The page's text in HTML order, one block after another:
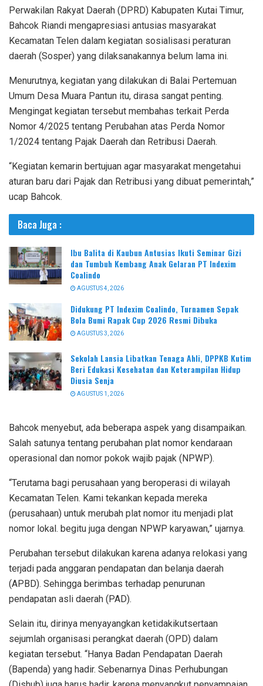
Perwakilan Rakyat Daerah (DPRD) Kabupaten Kutai Timur,
Bahcok Riandi mengapresiasi antusias masyarakat
Kecamatan Telen dalam kegiatan sosialisasi peraturan
daerah (Sosper) yang dilaksanakannya belum lama ini.
Menurutnya, kegiatan yang dilakukan di Balai Pertemuan
Umum Desa Muara Pantun itu, dirasa sangat penting.
Mengingat kegiatan tersebut membahas terkait Perda
Nomor 4/2025 tentang Perubahan atas Perda Nomor
1/2024 tentang Pajak Daerah dan Retribusi Daerah.
“Kegiatan kemarin bertujuan agar masyarakat mengetahui
aturan baru dari Pajak dan Retribusi yang dibuat pemerintah,”
ucap Bahcok.
Baca Juga :
Ibu Balita di Kaubun Antusias Ikuti Seminar Gizi
dan Tumbuh Kembang Anak Gelaran PT Indexim
Coalindo
AGUSTUS 4, 2026
Didukung PT Indexim Coalindo, Turnamen Sepak
Bola Bumi Rapak Cup 2026 Resmi Dibuka
AGUSTUS 3, 2026
Sekolah Lansia Libatkan Tenaga Ahli, DPPKB Kutim
Beri Edukasi Kesehatan dan Keterampilan Hidup
Diusia Senja
AGUSTUS 1, 2026
Bahcok menyebut, ada beberapa aspek yang disampaikan.
Salah satunya tentang perubahan plat nomor kendaraan
operasional dan nomor pokok wajib pajak (NPWP).
“Terutama bagi perusahaan yang beroperasi di wilayah
Kecamatan Telen. Kami tekankan kepada mereka
(perusahaan) untuk merubah plat nomor itu menjadi plat
nomor lokal. begitu juga dengan NPWP karyawan,” ujarnya.
Perubahan tersebut dilakukan karena adanya relokasi yang
terjadi pada anggaran pendapatan dan belanja daerah
(APBD). Sehingga berimbas terhadap penurunan
pendapatan asli daerah (PAD).
Selain itu, dirinya menyayangkan ketidakikutsertaan
sejumlah organisasi perangkat daerah (OPD) dalam
kegiatan tersebut. “Hanya Badan Pendapatan Daerah
(Bapenda) yang hadir. Sebenarnya Dinas Perhubungan